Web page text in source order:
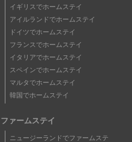
イギリスでホームステイ
アイルランドでホームステイ
ドイツでホームステイ
フランスでホームステイ
イタリアでホームステイ
スペインでホームステイ
マルタでホームステイ
韓国でホームステイ
ファームステイ
ニュージーランドでファームステ